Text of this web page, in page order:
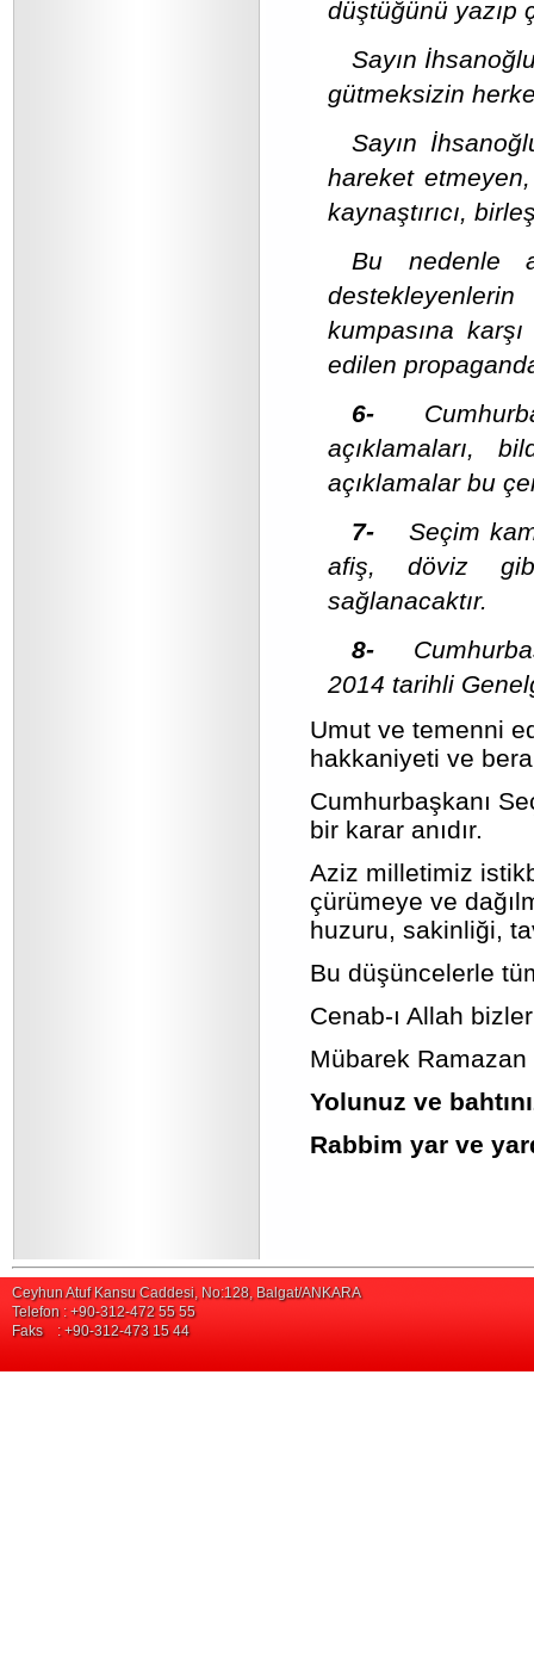
düştüğünü yazıp
Sayın
gütmeksizin
Sayın
hareket
kaynaştırıcı,
Bu nedenle
kumpasına
edilen
6-
açıklamaları,
açıklamalar bu
7-Seçim
afiş, döviz gibi
sağlanacaktır.
8-
2014 tarihli
Umut ve temenni
hakkaniyeti ve
Cumhurbaşkanı
bir karar anıdır.
Aziz milletimiz
çürümeye ve
huzuru, sakinliği,
Bu düşüncelerle
Cenab-ı Allah
Mübarek
Yolunuz ve
Rabbim yar ve
Ceyhun Atuf Kansu Caddesi, No:128, Balgat/ANKARA
Telefon : +90-312-472 55 55
Faks : +90-312-473 15 44